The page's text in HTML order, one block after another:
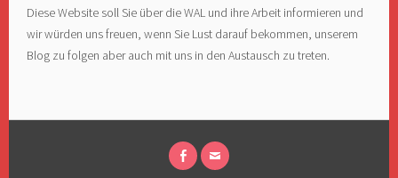
Diese Website soll Sie über die WAL und ihre Arbeit informieren und
wir würden uns freuen, wenn Sie Lust darauf bekommen, unserem
Blog zu folgen aber auch mit uns in den Austausch zu treten.